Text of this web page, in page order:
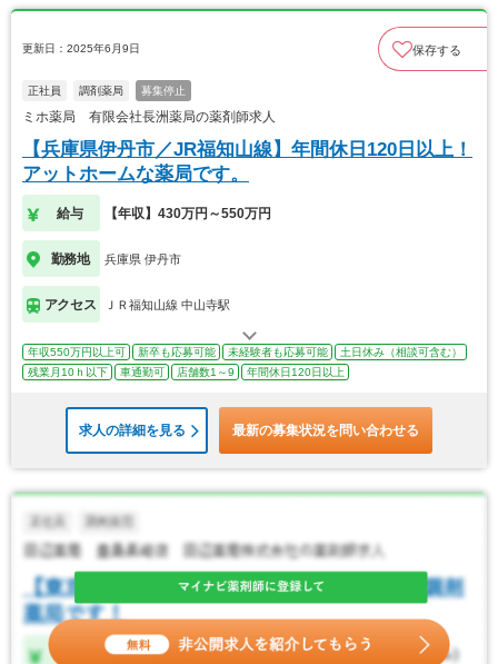
更新日：2025年6月9日 保存する
正社員 調剤薬局 募集停止
ミホ薬局 有限会社長洲薬局の薬剤師求人
【兵庫県伊丹市／JR福知山線】年間休日120日以上！
アットホームな薬局です。
給与 【年収】430万円～550万円
勤務地 兵庫県 伊丹市
アクセス ＪＲ福知山線 中山寺駅
年収550万円以上可 新卒も応募可能 未経験者も応募可能
土日休み（相談可含む）
残業月10ｈ以下
車通勤可 店舗数1～9 年間休日120日以上
求人の詳細を見る 最新の募集状況を問い合わせる